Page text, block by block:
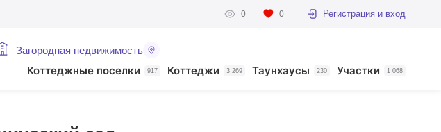
0 0 Регистрация и вход
Загородная недвижимость
Коттеджные поселки 917 Коттеджи 3 269 Таунхаусы 230 Участки 1 068